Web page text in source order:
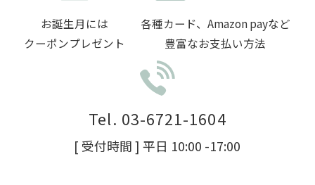
お誕生月には
クーポンプレゼント
各種カード、Amazon payなど
豊富なお支払い方法
Tel. 03-6721-1604
[ 受付時間 ] 平日 10:00 -17:00